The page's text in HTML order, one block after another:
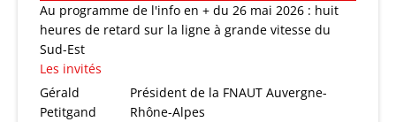
Au programme de l'info en + du 26 mai 2026 : huit
heures de retard sur la ligne à grande vitesse du
Sud-Est
Les invités
Gérald
Petitgand
Président de la FNAUT Auvergne-
Rhône-Alpes